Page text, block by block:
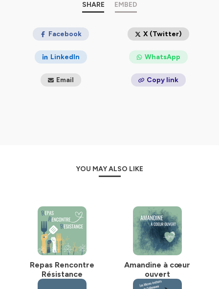
confidentialitepour plus d'informations.
SHARE EMBED
Facebook X (Twitter)
LinkedIn WhatsApp
Email Copy link
YOU MAY ALSO LIKE
Repas Rencontre
Résistance
Amandine à cœur
ouvert